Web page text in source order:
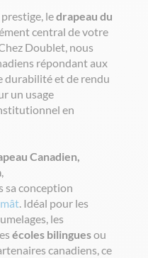
ledrapeau du
central de votre
Doublet, nous
répondant aux
durabilité et de rendu
un usage
en
Canadien,
,
sa conception
mât. Idéal pour les
les
écoles bilinguesou
canadiens, ce